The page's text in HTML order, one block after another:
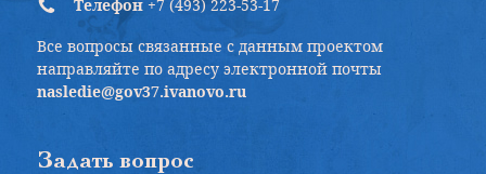
Телефон +7 (493) 223-53-17
Все вопросы связанные с данным проектом
направляйте по адресу электронной почты
nasledie@gov37.ivanovo.ru
Задать вопрос